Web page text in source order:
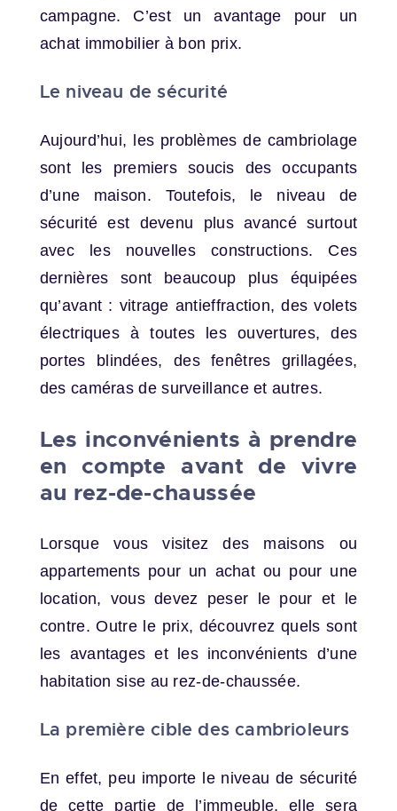
campagne. C’est un avantage pour un
achat immobilier à bon prix.
Le niveau de sécurité
Aujourd’hui, les problèmes de cambriolage
sont les premiers soucis des occupants
d’une maison. Toutefois, le niveau de
sécurité est devenu plus avancé surtout
avec les nouvelles constructions. Ces
dernières sont beaucoup plus équipées
qu’avant : vitrage antieffraction, des volets
électriques à toutes les ouvertures, des
portes blindées, des fenêtres grillagées,
des caméras de surveillance et autres.
Les inconvénients à prendre
en compte avant de vivre
au rez-de-chaussée
Lorsque vous visitez des maisons ou
appartements pour un achat ou pour une
location, vous devez peser le pour et le
contre. Outre le prix, découvrez quels sont
les avantages et les inconvénients d’une
habitation sise au rez-de-chaussée.
La première cible des cambrioleurs
En effet, peu importe le niveau de sécurité
de cette partie de l’immeuble, elle sera